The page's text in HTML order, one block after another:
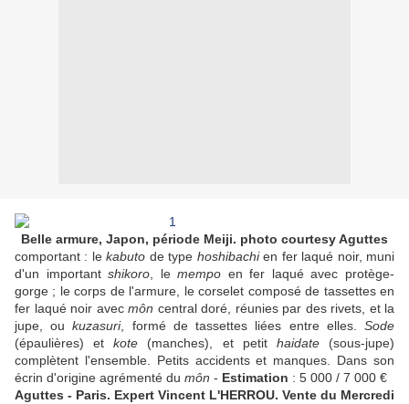
Belle armure, Japon, période Meiji. photo courtesy Aguttes
comportant : lekabuto de type hoshibachien fer laqué noir, muni
d'un importantshikoro , lemempo en fer laqué avec protège-
gorge ; le corps de l'armure, le corselet composé de tassettes en
fer laqué noir avec môn central doré, réunies par des rivets, et la
jupe, oukuzasuri, formé de tassettes liées entre elles.Sode
(épaulières) etkote (manches), et petit haidate(sous-jupe)
complètent l'ensemble. Petits accidents et manques. Dans son
écrin d'origine agrémenté du môn - Estimation : 5 000 / 7 000 €
Aguttes - Paris. Expert Vincent L'HERROU. Vente du Mercredi